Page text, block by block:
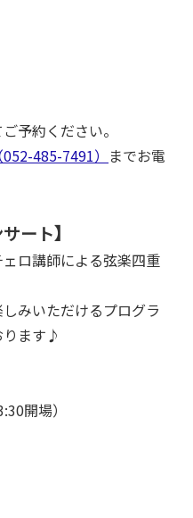
予約ください。
485-7491） までお電
ート】
ロ講師による弦楽四重
みいただけるプログラ
ります♪
開場）